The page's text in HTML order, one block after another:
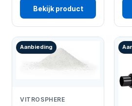
Bekijk product
Aanbieding
VITROSPHERE